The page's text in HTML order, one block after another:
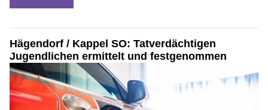
Hägendorf / Kappel SO: Tatverdächtigen
Jugendlichen ermittelt und festgenommen